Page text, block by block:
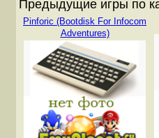
Предыдущие игры по
Pinforic (Bootdisk For Infocom
Adventures)